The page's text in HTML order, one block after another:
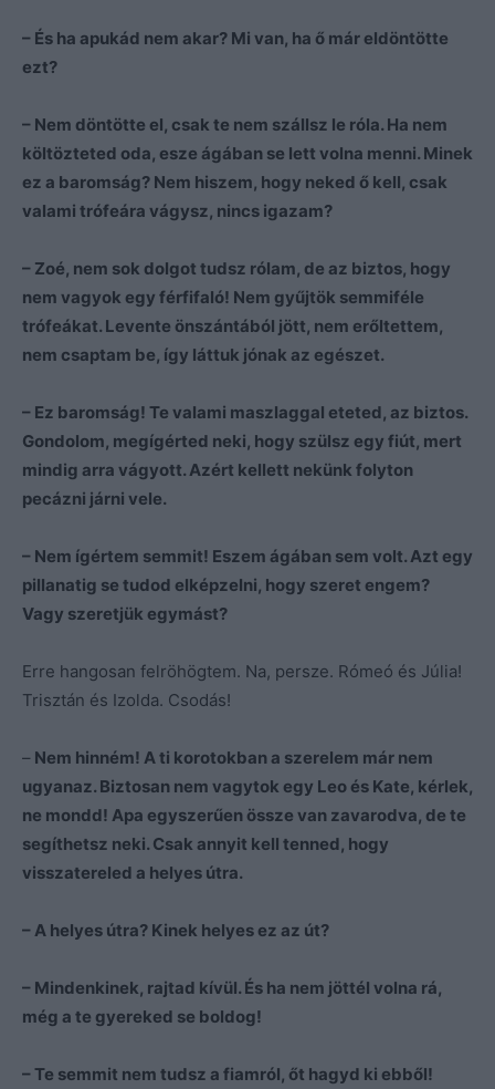
– És ha apukád nem akar? Mi van, ha ő már eldöntötte
ezt?
– Nem döntötte el, csak te nem szállsz le róla. Ha nem
költözteted oda, esze ágában se lett volna menni. Minek
ez a baromság? Nem hiszem, hogy neked ő kell, csak
valami trófeára vágysz, nincs igazam?
– Zoé, nem sok dolgot tudsz rólam, de az biztos, hogy
nem vagyok egy férfifaló! Nem gyűjtök semmiféle
trófeákat. Levente önszántából jött, nem erőltettem,
nem csaptam be, így láttuk jónak az egészet.
– Ez baromság! Te valami maszlaggal eteted, az biztos.
Gondolom, megígérted neki, hogy szülsz egy fiút, mert
mindig arra vágyott. Azért kellett nekünk folyton
pecázni járni vele.
– Nem ígértem semmit! Eszem ágában sem volt. Azt egy
pillanatig se tudod elképzelni, hogy szeret engem?
Vagy szeretjük egymást?
Erre hangosan felröhögtem. Na, persze. Rómeó és Júlia!
Trisztán és Izolda. Csodás!
– Nem hinném! A ti korotokban a szerelem már nem
ugyanaz. Biztosan nem vagytok egy Leo és Kate, kérlek,
ne mondd! Apa egyszerűen össze van zavarodva, de te
segíthetsz neki. Csak annyit kell tenned, hogy
visszatereled a helyes útra.
– A helyes útra? Kinek helyes ez az út?
– Mindenkinek, rajtad kívül. És ha nem jöttél volna rá,
még a te gyereked se boldog!
– Te semmit nem tudsz a fiamról, őt hagyd ki ebből!